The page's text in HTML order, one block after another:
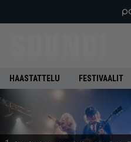
HAASTATTELU FESTIVAALIT